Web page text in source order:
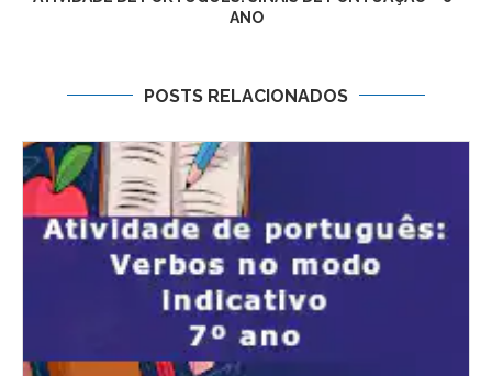
ANO
POSTS RELACIONADOS